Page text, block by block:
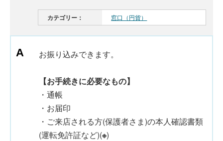
カテゴリー： 窓口（円貨）
お振り込みできます。
【お手続きに必要なもの】
・通帳
・お届印
・ご来店される方(保護者さま)の本人確認書類
(運転免許証など)(※)